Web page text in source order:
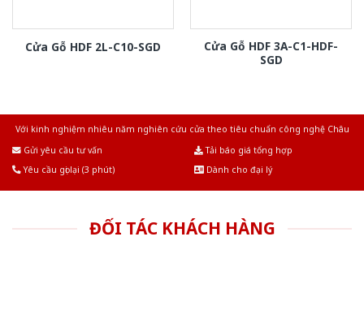
Cửa Gỗ HDF 2L-C10-SGD
Cửa Gỗ HDF 3A-C1-HDF-
SGD
Với kinh nghiệm nhiêu năm nghiên cứu cửa theo tiêu chuẩn công nghệ Châu
Gửi yêu cầu tư vấn
Tải báo giá tổng hợp
Yêu cầu gọi lại (3 phút)
Dành cho đại lý
ĐỐI TÁC KHÁCH HÀNG